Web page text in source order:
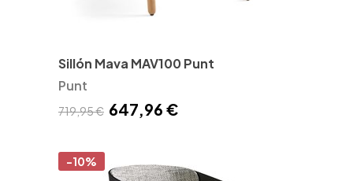
Sillón Mava MAV100 Punt
Punt
719,95 € 647,96 €
-10%